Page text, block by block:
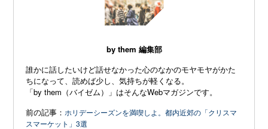
by them 編集部
誰かに話したいけど話せなかった心のなかのモヤモヤがかた
ちになって、読めば少し、気持ちが軽くなる。
「by them（バイゼム）」はそんなWebマガジンです。
前の記事：ホリデーシーズンを満喫しよ。都内近郊の「クリスマ
スマーケット」3選